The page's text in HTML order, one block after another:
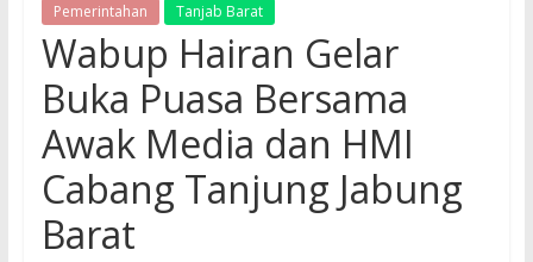
Pemerintahan Tanjab Barat
Wabup Hairan Gelar
Buka Puasa Bersama
Awak Media dan HMI
Cabang Tanjung Jabung
Barat